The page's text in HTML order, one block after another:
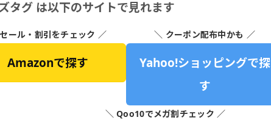
タグ は以下のサイトで見れます
ール・割引をチェック ／
Amazonで探す
＼ クーポン配布中かも ／
Yahoo!ショッピングで探
す
＼ Qoo10でメガ割チェック ／